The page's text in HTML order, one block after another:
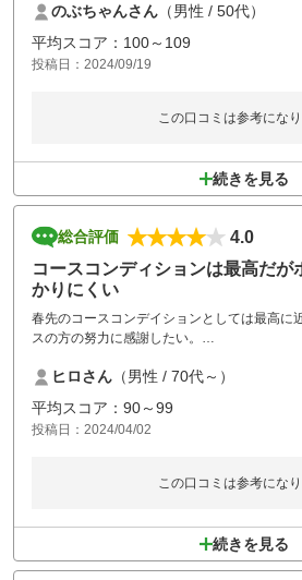
のぶちゃんさん （男性 / 50代）
平均スコア：100～109
投稿日：2024/09/19
この口コミは参考にな
続きを見る
総合評価
4.0
コースコンディションは最高だが
かりにくい
春先のコースコンデイションとしては最高に
スの方の努力に感謝したい。
た。もっと標識を大きくするか分かり易くす
ヒロさん （男性 / 70代～）
平均スコア：90～99
投稿日：2024/04/02
この口コミは参考にな
続きを見る